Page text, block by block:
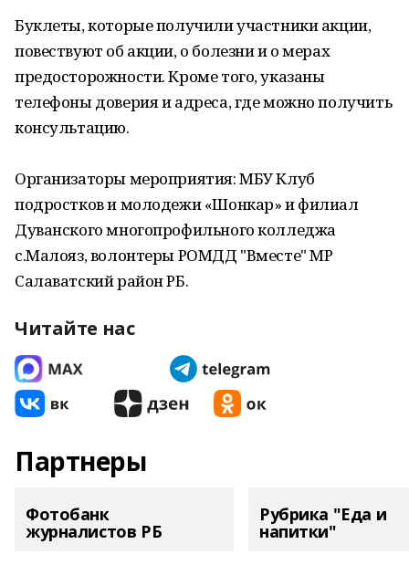
Буклеты, которые получили участники акции,
повествуют об акции, о болезни и о мерах
предосторожности. Кроме того, указаны
телефоны доверия и адреса, где можно получить
консультацию.
Организаторы мероприятия: МБУ Клуб
подростков и молодежи «Шонкар» и филиал
Дуванского многопрофильного колледжа
с.Малояз, волонтеры РОМДД "Вместе" МР
Салаватский район РБ.
Читайте нас
Партнеры
Фотобанк
журналистов РБ
Рубрика "Еда и
напитки"